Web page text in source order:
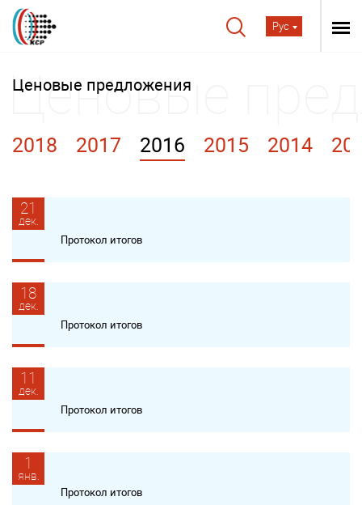
Рус
Ценовые предложения
2018 2017 2016 2015 2014
21
дек.
Протокол итогов
18
дек.
Протокол итогов
11
дек.
Протокол итогов
1
янв.
Протокол итогов